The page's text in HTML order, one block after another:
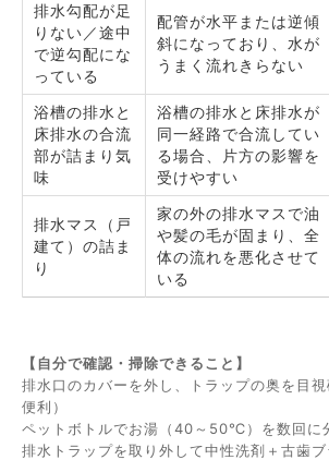
排水勾配が足
りない／途中
で逆勾配にな
っている
配管が水平または逆傾
斜になっており、水が
うまく流れきらない
浴槽の排水と
床排水の合流
部が詰まり気
味
浴槽の排水と床排水が
同一経路で合流してい
る場合、片方の影響を
受けやすい
排水マス（戸
建て）の詰ま
り
家の外の排水マスで油
や髪の毛が固まり、全
体の流れを悪化させて
いる
【自分で確認・掃除できること】
排水口のカバーを外し、トラップの奥を目
便利）
ペットボトルでお湯（40～50℃）を数回に
排水トラップを取り外して中性洗剤＋古歯